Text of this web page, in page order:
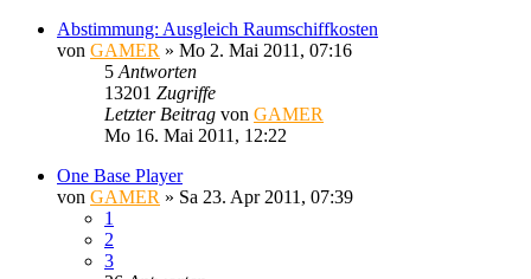
Abstimmung: Ausgleich Raumschiffkosten
von GAMER » Mo 2. Mai 2011, 07:16
5 Antworten
13201 Zugriffe
Letzter Beitrag von GAMER
Mo 16. Mai 2011, 12:22
One Base Player
von GAMER » Sa 23. Apr 2011, 07:39
1
2
3